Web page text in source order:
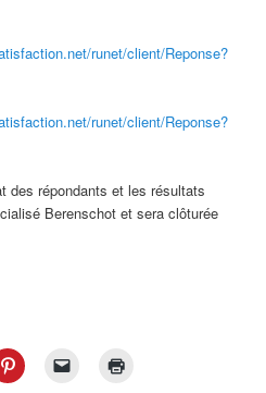
runet/client/Reponse?
runet/client/Reponse?
des répondants et les résultats
Berenschot et sera clôturée